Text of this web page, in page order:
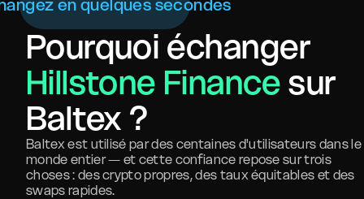
en quelques secondes
Pourquoi échanger
Hillstone Financesur
Baltex ?
Baltex est utilisé par des centaines d'utilisateurs dans le
monde entier — et cette confiance repose sur trois
choses : des crypto propres, des taux équitables et des
swaps rapides.